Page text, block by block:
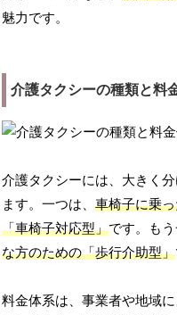
魅力です。
介護タクシーの種類と料
介護タクシーには、大きく
ます。一つは、車椅子に乗
「車椅子対応型」です。も
な方のための「歩行介助型」
料金体系は、事業者や地域